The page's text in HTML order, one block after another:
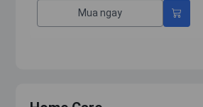
Mua ngay